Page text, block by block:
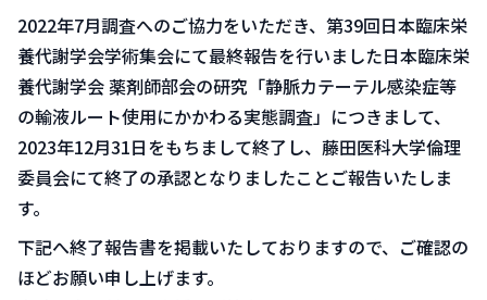
2022年7月調査へのご協力をいただき、第39回日本臨床栄
養代謝学会学術集会にて最終報告を行いました日本臨床栄
養代謝学会 薬剤師部会の研究「静脈カテーテル感染症等
の輸液ルート使用にかかわる実態調査」につきまして、
2023年12月31日をもちまして終了し、藤田医科大学倫理
委員会にて終了の承認となりましたことご報告いたしま
す。
下記へ終了報告書を掲載いたしておりますので、ご確認の
ほどお願い申し上げます。